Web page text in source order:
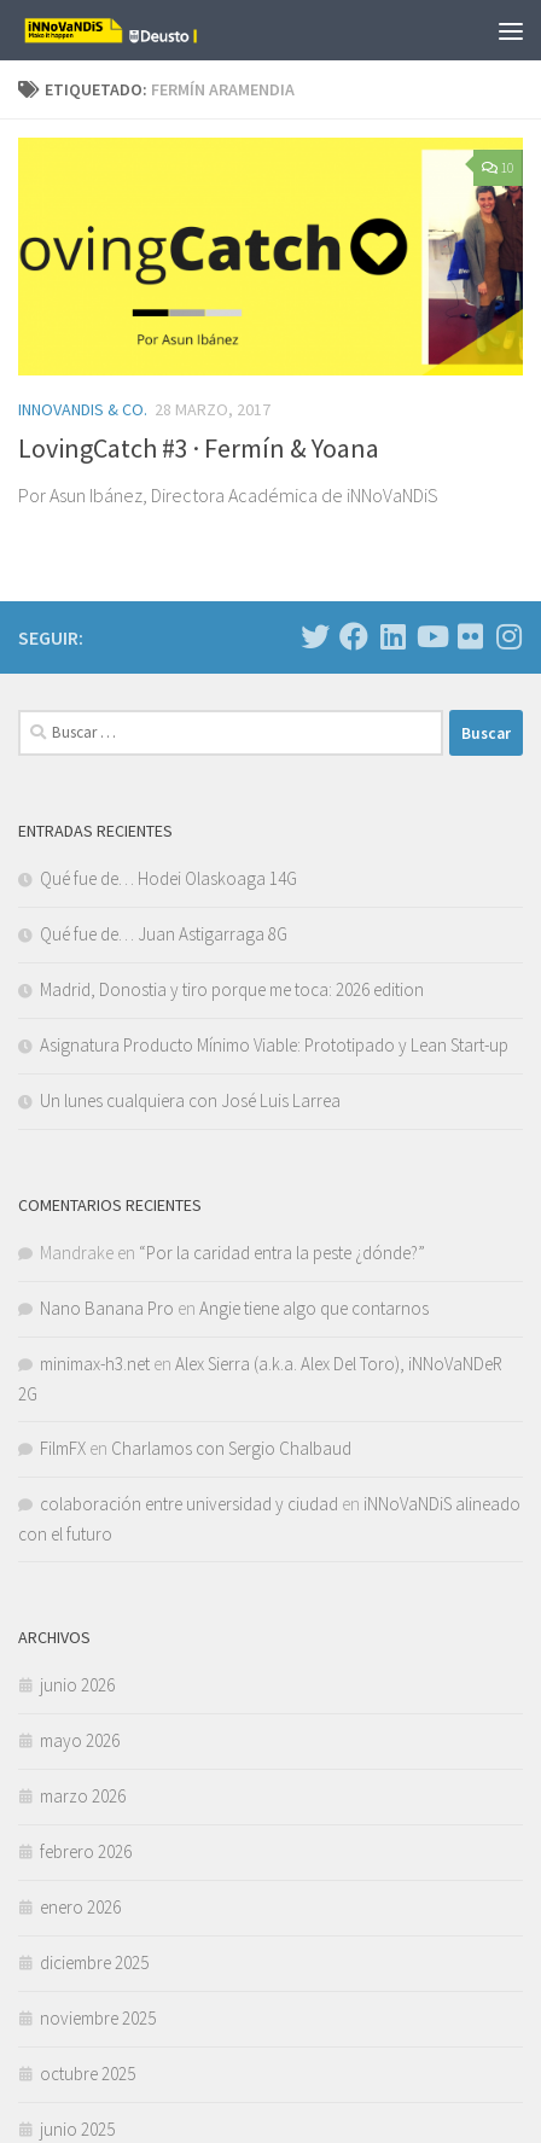
Saltar al contenido
ETIQUETADO: FERMÍN ARAMENDIA
10
INNOVANDIS & CO. 28 MARZO, 2017
LovingCatch #3 · Fermín & Yoana
Por Asun Ibánez, Directora Académica de iNNoVaNDiS
SEGUIR:
Buscar:
ENTRADAS RECIENTES
Qué fue de… Hodei Olaskoaga 14G
Qué fue de… Juan Astigarraga 8G
Madrid, Donostia y tiro porque me toca: 2026 edition
Asignatura Producto Mínimo Viable: Prototipado y Lean Start-up
Un lunes cualquiera con José Luis Larrea
COMENTARIOS RECIENTES
Mandrake en “Por la caridad entra la peste ¿dónde?”
Nano Banana Pro en Angie tiene algo que contarnos
minimax-h3.net en Alex Sierra (a.k.a. Alex Del Toro), iNNoVaNDeR
2G
FilmFX en Charlamos con Sergio Chalbaud
colaboración entre universidad y ciudad en iNNoVaNDiS alineado
con el futuro
ARCHIVOS
junio 2026
mayo 2026
marzo 2026
febrero 2026
enero 2026
diciembre 2025
noviembre 2025
octubre 2025
junio 2025